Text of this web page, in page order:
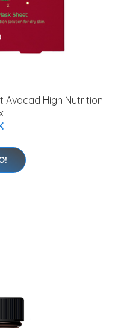
Avocad High Nutrition